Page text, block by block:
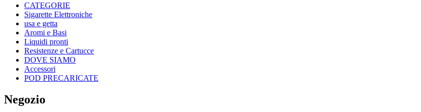
CATEGORIE
Sigarette Elettroniche
usa e getta
Aromi e Basi
Liquidi pronti
Resistenze e Cartucce
DOVE SIAMO
Accessori
POD PRECARICATE
Negozio